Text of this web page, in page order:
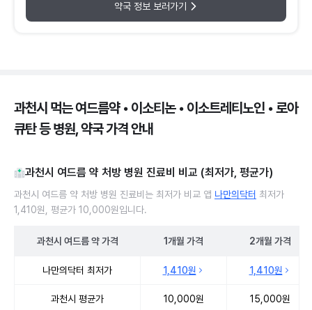
약국 정보 보러가기
과천시 먹는 여드름약 • 이소티논 • 이소트레티노인 • 로아
큐탄 등 병원, 약국 가격 안내
과천시 여드름 약 처방 병원 진료비 비교 (최저가, 평균가)
과천시 여드름 약 처방 병원 진료비는 최저가 비교 앱 나만의닥터 최저가
1,410원, 평균가 10,000원입니다.
과천시 여드름 약가격 1개월 가격 2개월 가격
나만의닥터 최저가 1,410원 1,410원
과천시 평균가 10,000원 15,000원